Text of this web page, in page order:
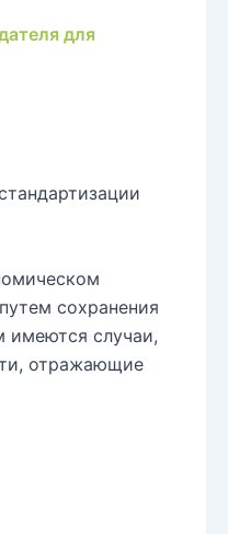
для
сохранения
имеются случаи,
отражающие